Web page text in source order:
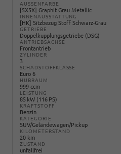
AUSSENFARBE
[5X5X] Graphit Grau Metallic
INNENAUSSTATTUNG
[HK] Sitzbezug Stoff Schwarz-Grau
GETRIEBE
Doppelkupplungsgetriebe (DSG)
ANTRIEBSACHSE
Frontantrieb
ZYLINDER
3
SCHADSTOFFKLASSE
Euro 6
HUBRAUM
999 ccm
LEISTUNG
85 kW (116 PS)
KRAFTSTOFF
Benzin
KATEGORIE
SUV/Geländewagen/Pickup
KILOMETERSTAND
20 km
ZUSTAND
unfallfrei